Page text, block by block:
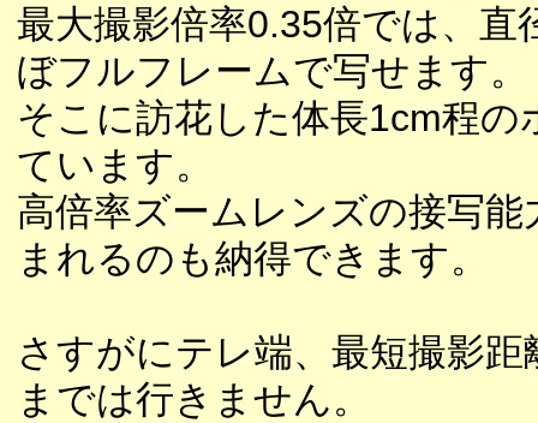
最大撮影倍率0.35倍では、
ぼフルフレームで写せます。
そこに訪花した体長1cm程
ています。
高倍率ズームレンズの接写
まれるのも納得できます。
さすがにテレ端、最短撮影
までは行きません。